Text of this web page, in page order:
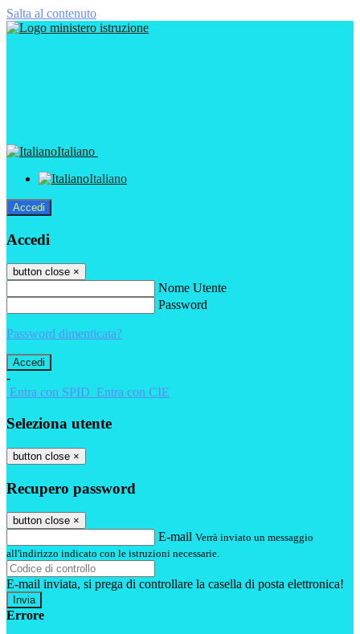
Salta al contenuto
Italiano
Italiano
Accedi
Accedi
button close ×
Nome Utente
Password
Password dimenticata?
-
Entra con SPID Entra con CIE
Seleziona utente
button close ×
Recupero password
button close ×
E-mail Verrà inviato un messaggio
all'indirizzo indicato con le istruzioni necessarie.
E-mail inviata, si prega di controllare la casella di posta elettronica!
Errore